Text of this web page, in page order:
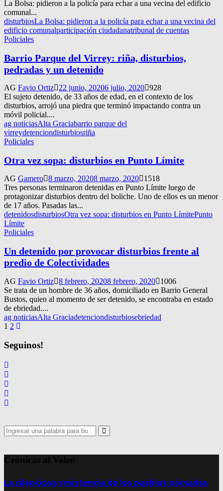
La Bolsa: pidieron a la policía para echar a una vecina del edificio
comunal...
disturbiosLa Bolsa: pidieron a la policía para echar a una vecina del
edificio comunalparticipación ciudadanatribunal de cuentas
Policiales
Barrio Parque del Virrey: riña, disturbios,
pedradas y un detenido
AG Favio Ortiz 22 junio, 20206 julio, 2020 928
El sujeto detenido, de 33 años de edad, en el contexto de los
disturbios, arrojó una piedra que terminó impactando contra un
móvil policial....
ag noticiasAlta Graciabarrio parque del
virreydetenciondisturbiosriña
Policiales
Otra vez sopa: disturbios en Punto Límite
AG Gamero 8 marzo, 20208 marzo, 2020
1518
Tres personas terminaron detenidas en Punto Límite luego de
protagonizar disturbios dentro del boliche. Uno de ellos es un menor
de 17 años. Pasadas las...
detenidosdisturbiosOtra vez sopa: disturbios en Punto LímitePunto
Límite
Policiales
Un detenido por provocar disturbios frente al
predio de Colectividades
AG Favio Ortiz 8 febrero, 20208 febrero, 2020
1006
Se trata de un hombre de 36 años, domiciliado en Barrio General
Bustos, quien al momento de ser detenido, se encontraba en estado
de ebriedad....
ag noticiasAlta Graciadetenciondisturbiosebriedad
Navegación
de
entradas
1 2
Seguinos!
Search
for:
Search
Crónicas al Voleo
La silenciosa resistencia de los pueblos nómadas